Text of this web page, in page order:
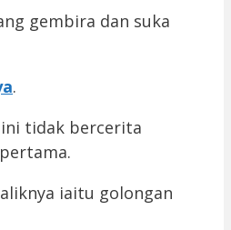
gembira dan suka
.
tidak bercerita
iaitu golongan